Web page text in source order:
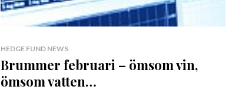
HEDGE FUND NEWS
Brummer februari – ömsom vin,
ömsom vatten…